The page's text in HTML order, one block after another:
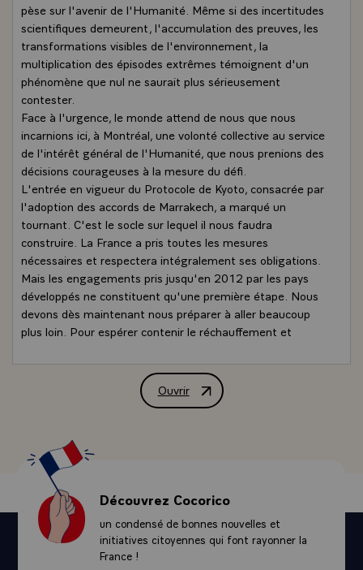
pèse sur l'avenir de l'Humanité. Même si des incertitudes
scientifiques demeurent, l'accumulation des preuves, les
transformations visibles de l'environnement, la
multiplication des épisodes extrêmes témoignent d'un
phénomène que nul ne saurait plus sérieusement
contester.
Face à l'urgence, le monde attend de nous que nous
incarnions ici, à Montréal, une volonté collective au service
de l'intérêt général de l'Humanité, que nous prenions des
décisions courageuses à la mesure du défi.
L'entrée en vigueur du Protocole de Kyoto, consacrée par
l'adoption des accords de Marrakech, a marqué un
tournant. C'est le socle sur lequel il nous faudra
construire. La France a pris toutes les mesures
nécessaires et respectera intégralement ses obligations.
Mais les engagements pris jusqu'en 2012 par les pays
développés ne constituent qu'une première étape. Nous
devons dès maintenant nous préparer à aller beaucoup
plus loin. Pour espérer contenir le réchauffement et
de gaz à effet de serre d'ici à 2050. Pour tenir compte
de la croissance des pays en développement, cet objectif
ils devront diviser par quatre leurs émissions au cours de
cette période.
Les coûts de l'action -pour considérables qu'ils
paraissent- demeurent très inférieurs à ceux du laisser-
aller. Catastrophes dévastatrices, conflits autour des
ressources énergétiques, réfugiés du climat, la facture
pourrait rapidement devenir insupportable.
Regardons la réalité en face. Les Etats ne construiront
Ouvrir
Message de M. Jacques Chirac,
Découvrez Cocorico
un condensé de bonnes nouvelles et
initiatives citoyennes qui font rayonner la
France !